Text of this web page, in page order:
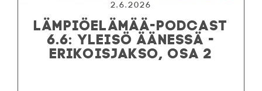
2.6.2026
LÄMPIÖELÄMÄÄ-PODCAST
6.6: YLEISÖ ÄÄNESSÄ -
ERIKOISJAKSO, OSA 2